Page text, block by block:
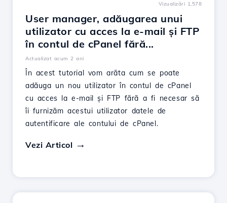
Vizualizări 1,578
User manager, adăugarea unui
utilizator cu acces la e-mail și FTP
în contul de cPanel fără...
Actualizat acum 2 ani
În acest tutorial vom arăta cum se poate
adăuga un nou utilizator în contul de cPanel
cu acces la e-mail și FTP fără a fi necesar să
îi furnizăm acestui utilizator datele de
autentificare ale contului de cPanel.
Vezi Articol